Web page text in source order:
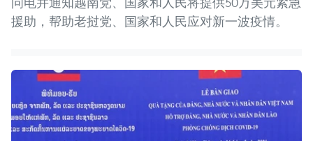
援助，帮助老挝党、国家和人民应对新一波疫情。